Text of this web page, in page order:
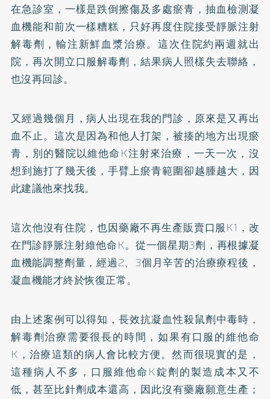
在急診室，一樣是跌倒擦傷及多處瘀青，抽血檢測凝
血機能和前次一樣糟糕，只好再度住院接受靜脈注射
解毒劑，輸注新鮮血漿治療。這次住院約兩週就出
院，再次開立口服解毒劑，結果病人照樣失去聯絡，
也沒再回診。
又經過幾個月，病人出現在我的門診，原來是又再出
血不止。這次是因為和他人打架，被揍的地方出現瘀
青，別的醫院以維他命K注射來治療，一天一次，沒
想到施打了幾天後，手臂上瘀青範圍卻越腫越大，因
此建議他來找我。
這次他沒有住院，也因藥廠不再生產販賣口服K1，改
在門診靜脈注射維他命K。從一個星期3劑，再根據凝
血機能調整劑量，經過2、3個月辛苦的治療療程後，
凝血機能才終於恢復正常。
由上述案例可以得知，長效抗凝血性殺鼠劑中毒時，
解毒劑治療需要很長的時間，如果有口服的維他命
K，治療這類的病人會比較方便。然而很現實的是，
這種病人不多，口服維他命K錠劑的製造成本又不
低，甚至比針劑成本還高，因此沒有藥廠願意生產；